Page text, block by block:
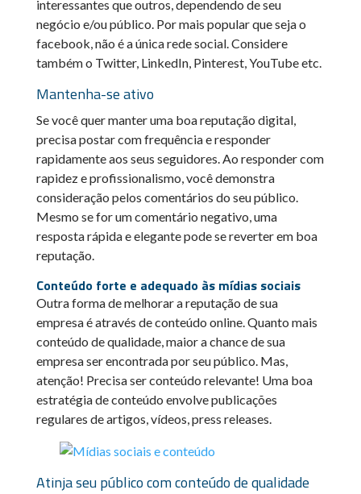
interessantes que outros, dependendo de seu
negócio e/ou público. Por mais popular que seja o
facebook, não é a única rede social. Considere
também o Twitter, LinkedIn, Pinterest, YouTube etc.
Mantenha-se ativo
Se você quer manter uma boa reputação digital,
precisa postar com frequência e responder
rapidamente aos seus seguidores. Ao responder com
rapidez e profissionalismo, você demonstra
consideração pelos comentários do seu público.
Mesmo se for um comentário negativo, uma
resposta rápida e elegante pode se reverter em boa
reputação.
Conteúdo forte e adequado às mídias sociais
Outra forma de melhorar a reputação de sua
empresa é através de conteúdo online. Quanto mais
conteúdo de qualidade, maior a chance de sua
empresa ser encontrada por seu público. Mas,
atenção! Precisa ser conteúdo relevante! Uma boa
estratégia de conteúdo envolve publicações
regulares de artigos, vídeos, press releases.
Atinja seu público com conteúdo de qualidade